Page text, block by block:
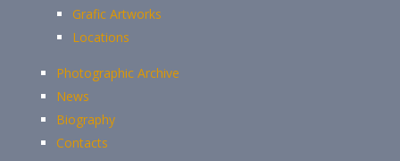
Grafic Artworks
Locations
Photographic Archive
News
Biography
Contacts